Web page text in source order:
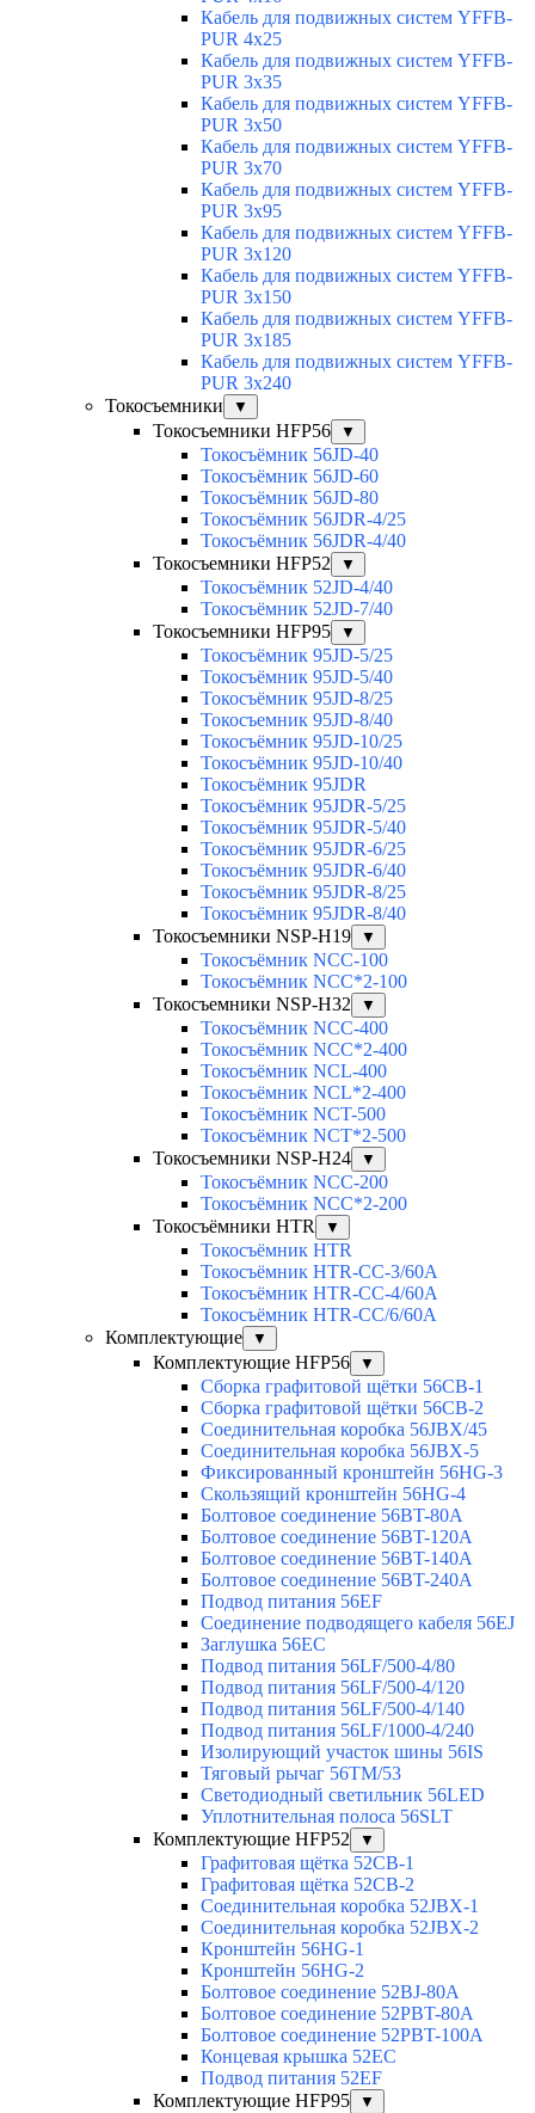
Кабель для подвижных систем YFFB-
PUR 4x25
Кабель для подвижных систем YFFB-
PUR 3x35
Кабель для подвижных систем YFFB-
PUR 3x50
Кабель для подвижных систем YFFB-
PUR 3x70
Кабель для подвижных систем YFFB-
PUR 3x95
Кабель для подвижных систем YFFB-
PUR 3x120
Кабель для подвижных систем YFFB-
PUR 3x150
Кабель для подвижных систем YFFB-
PUR 3x185
Кабель для подвижных систем YFFB-
PUR 3x240
Токосъемники
▼
Токосъемники HFP56 ▼
Токосъёмник 56JD-40
Токосъёмник 56JD-60
Токосъёмник 56JD-80
Токосъёмник 56JDR-4/25
Токосъёмник 56JDR-4/40
Токосъемники HFP52
▼
Токосъёмник 52JD-4/40
Токосъёмник 52JD-7/40
Токосъемники HFP95
▼
Токосъёмник 95JD-5/25
Токосъёмник 95JD-5/40
Токосъёмник 95JD-8/25
Токосъемник 95JD-8/40
Токосъёмник 95JD-10/25
Токосъёмник 95JD-10/40
Токосъёмник 95JDR
Токосъёмник 95JDR-5/25
Токосъёмник 95JDR-5/40
Токосъёмник 95JDR-6/25
Токосъёмник 95JDR-6/40
Токосъёмник 95JDR-8/25
Токосъёмник 95JDR-8/40
Токосъемники NSP-H19
▼
Токосъёмник NCC-100
Токосъёмник NCC*2-100
Токосъемники NSP-H32
▼
Токосъёмник NCC-400
Токосъёмник NCC*2-400
Токосъёмник NCL-400
Токосъёмник NCL*2-400
Токосъёмник NCT-500
Токосъёмник NCT*2-500
Токосъемники NSP-H24
▼
Токосъёмник NCC-200
Токосъёмник NCC*2-200
Токосъёмники HTR
▼
Токосъёмник HTR
Токосъёмник HTR-CC-3/60A
Токосъёмник HTR-CC-4/60A
Токосъёмник HTR-CC/6/60A
Комплектующие
▼
Комплектующие HFP56 ▼
Сборка графитовой щётки 56CB-1
Сборка графитовой щётки 56CB-2
Соединительная коробка 56JBX/45
Соединительная коробка 56JBX-5
Фиксированный кронштейн 56HG-3
Скользящий кронштейн 56HG-4
Болтовое соединение 56BT-80A
Болтовое соединение 56BT-120A
Болтовое соединение 56BT-140A
Болтовое соединение 56BT-240A
Подвод питания 56EF
Соединение подводящего кабеля 56EJ
Заглушка 56EC
Подвод питания 56LF/500-4/80
Подвод питания 56LF/500-4/120
Подвод питания 56LF/500-4/140
Подвод питания 56LF/1000-4/240
Изолирующий участок шины 56IS
Тяговый рычаг 56TM/53
Светодиодный светильник 56LED
Уплотнительная полоса 56SLT
Комплектующие HFP52
▼
Графитовая щётка 52CB-1
Графитовая щётка 52CB-2
Соединительная коробка 52JBX-1
Соединительная коробка 52JBX-2
Кронштейн 56HG-1
Кронштейн 56HG-2
Болтовое соединение 52BJ-80A
Болтовое соединение 52PBT-80A
Болтовое соединение 52PBT-100A
Концевая крышка 52EC
Подвод питания 52EF
Комплектующие HFP95
▼